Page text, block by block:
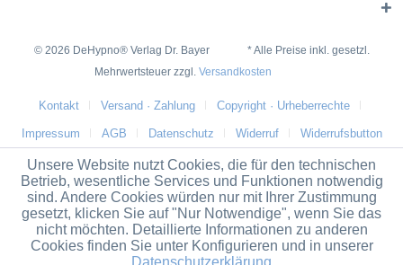
© 2026 DeHypno® Verlag Dr. Bayer * Alle Preise inkl. gesetzl.
Mehrwertsteuer zzgl. Versandkosten
Kontakt Versand · Zahlung Copyright · Urheberrechte
Impressum AGB Datenschutz Widerruf Widerrufsbutton
Unsere Website nutzt Cookies, die für den technischen
Betrieb, wesentliche Services und Funktionen notwendig
sind. Andere Cookies würden nur mit Ihrer Zustimmung
gesetzt, klicken Sie auf "Nur Notwendige", wenn Sie das
nicht möchten. Detaillierte Informationen zu anderen
Cookies finden Sie unter Konfigurieren und in unserer
Datenschutzerklärung